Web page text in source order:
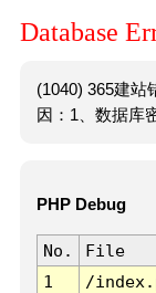
Database
(1040) 365建站
因：1、数据库
PHP Debug
No. File
1
/